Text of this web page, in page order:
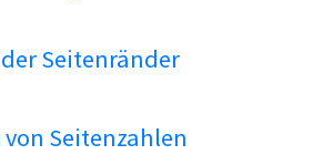
Seitenränder
Seitenzahlen